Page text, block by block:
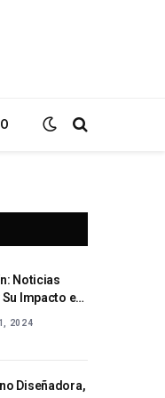
Noticias
Su Impacto en
2024
Diseñadora,